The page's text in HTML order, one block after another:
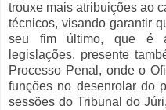
trouxe mais atribuições ao
técnicos, visando garantir
seu fim último, que é
legislações, presente
Processo Penal, onde o
funções no desenrolar do
sessões do Tribunal do